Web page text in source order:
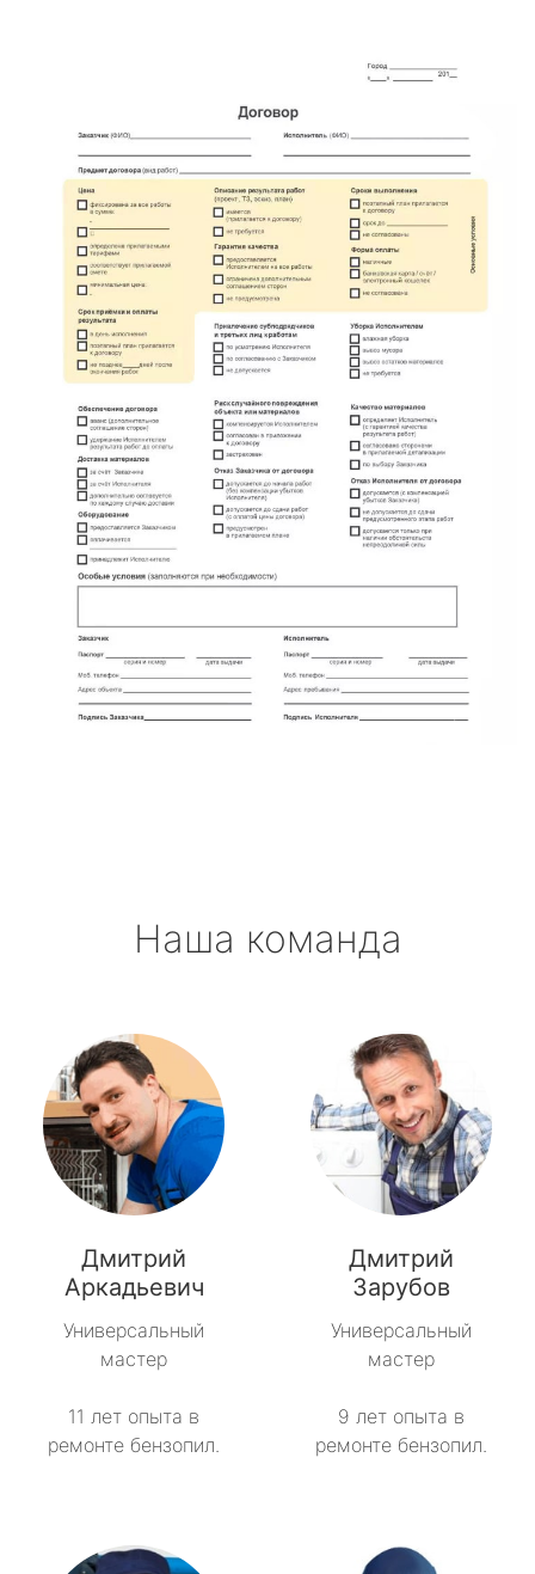
Наша команда
Дмитрий
Аркадьевич
Универсальный
мастер
11 лет опыта в
ремонте бензопил.
Дмитрий
Зарубов
Универсальный
мастер
9 лет опыта в
ремонте бензопил.